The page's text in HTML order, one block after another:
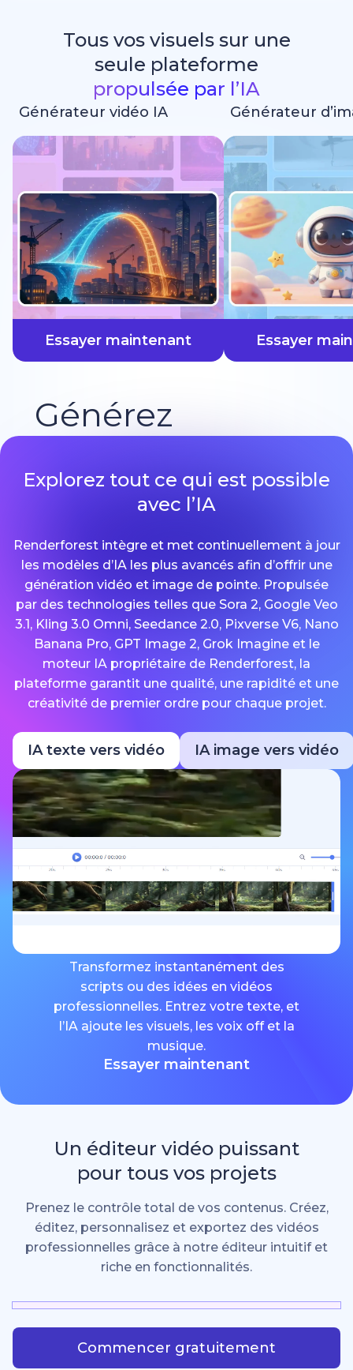
Tous vos visuels sur une
seule plateforme
propulsée par l’IA
Générateur vidéo IA
Essayer maintenant
Générateur
Essayer
Générez
plus vite
Explorez tout ce qui est possible
avec l’IA
Renderforest intègre et met continuellement à jour
les modèles d’IA les plus avancés afin d’offrir une
génération vidéo et image de pointe. Propulsée
par des technologies telles que Sora 2, Google Veo
3.1, Kling 3.0 Omni, Seedance 2.0, Pixverse V6, Nano
Banana Pro, GPT Image 2, Grok Imagine et le
moteur IA propriétaire de Renderforest, la
plateforme garantit une qualité, une rapidité et une
créativité de premier ordre pour chaque projet.
IA texte vers vidéo IA image vers vidéo
Transformez instantanément des
scripts ou des idées en vidéos
professionnelles. Entrez votre texte, et
l’IA ajoute les visuels, les voix off et la
musique.
Essayer maintenant
Un éditeur vidéo puissant
pour tous vos projets
Prenez le contrôle total de vos contenus. Créez,
éditez, personnalisez et exportez des vidéos
professionnelles grâce à notre éditeur intuitif et
riche en fonctionnalités.
Commencer gratuitement